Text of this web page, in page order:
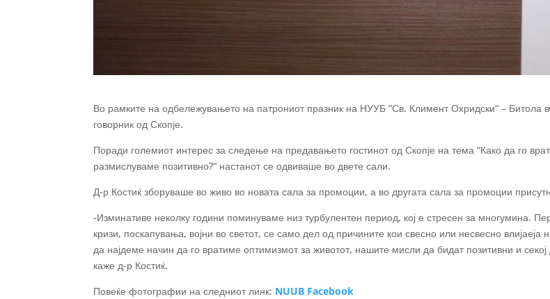
Во рамките на одбележувањето на патрониот празник на НУУБ “Св. Климент Охридски“ – Битола
говорник од Скопје.
Поради големиот интерес за следење на предавањето гостинот од Скопје на тема “Како да го
размислуваме позитивно?“ настанот се одвиваше во двете сали.
Д-р Костиќ зборуваше во живо во новата сала за промоции, а во другата сала за промоции
-Изминативе неколку години поминуваме низ турбулентен период, кој е стресен за многумина.
кризи, поскапувања, војни во светот, се само дел од причините кои свесно или несвесно
да најдеме начин да го вратиме оптимизмот за животот, нашите мисли да бидат позитивни и
каже д-р Костиќ.
Повеќе фотографии на следниот линк: NUUB Facebook